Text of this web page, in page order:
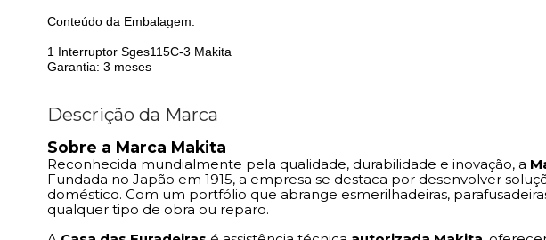
Conteúdo da Embalagem:
1 Interruptor Sges115C-3 Makita
Garantia: 3 meses
Descrição da Marca
Sobre a Marca Makita
Reconhecida mundialmente pela qualidade, durabilidade e inovação, a
Fundada no Japão em 1915, a empresa se destaca por desenvolver
doméstico. Com um portfólio que abrange esmerilhadeiras,
qualquer tipo de obra ou reparo.